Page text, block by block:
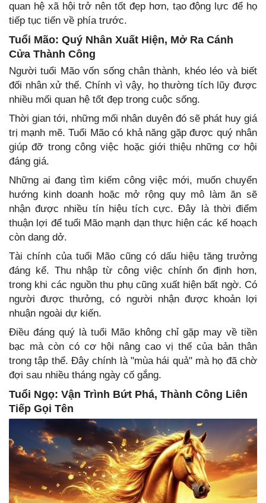
quan hệ xã hội trở nên tốt đẹp hơn, tạo động lực để họ
tiếp tục tiến về phía trước.
Tuổi Mão: Quý Nhân Xuất Hiện, Mở Ra Cánh
Cửa Thành Công
Người tuổi Mão vốn sống chân thành, khéo léo và biết
đối nhân xử thế. Chính vì vậy, họ thường tích lũy được
nhiều mối quan hệ tốt đẹp trong cuộc sống.
Thời gian tới, những mối nhân duyên đó sẽ phát huy giá
trị mạnh mẽ. Tuổi Mão có khả năng gặp được quý nhân
giúp đỡ trong công việc hoặc giới thiệu những cơ hội
đáng giá.
Những ai đang tìm kiếm công việc mới, muốn chuyển
hướng kinh doanh hoặc mở rộng quy mô làm ăn sẽ
nhận được nhiều tín hiệu tích cực. Đây là thời điểm
thuận lợi để tuổi Mão mạnh dạn thực hiện các kế hoạch
còn dang dở.
Tài chính của tuổi Mão cũng có dấu hiệu tăng trưởng
đáng kể. Thu nhập từ công việc chính ổn định hơn,
trong khi các nguồn thu phụ cũng xuất hiện bất ngờ. Có
người được thưởng, có người nhận được khoản lợi
nhuận ngoài dự kiến.
Điều đáng quý là tuổi Mão không chỉ gặp may về tiền
bạc mà còn có cơ hội nâng cao vị thế của bản thân
trong tập thể. Đây chính là "mùa hái quả" mà họ đã chờ
đợi sau nhiều tháng ngày cố gắng.
Tuổi Ngọ: Vận Trình Bứt Phá, Thành Công Liên
Tiếp Gọi Tên